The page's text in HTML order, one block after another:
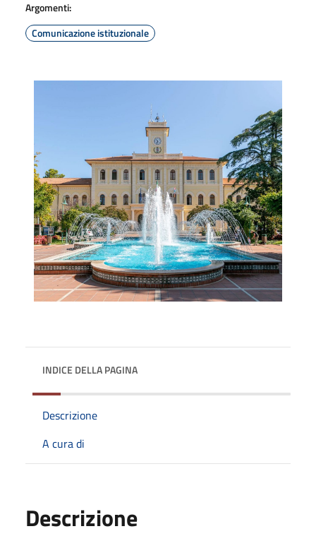
Argomenti:
Comunicazione istituzionale
INDICE DELLA PAGINA
Descrizione
A cura di
Descrizione